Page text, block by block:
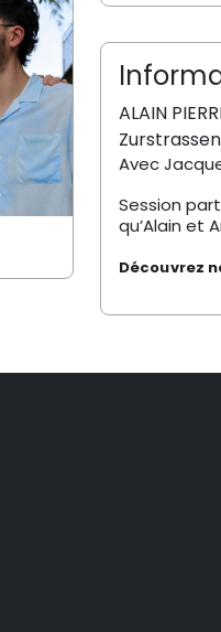
ALAIN
Zurstrassen
Avec
Session
qu’Alain et
Découvrez